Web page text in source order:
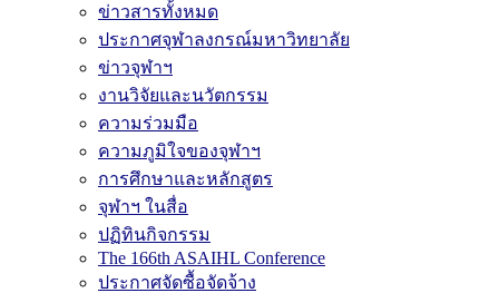
ข่าวสารทั้งหมด
ประกาศจุฬาลงกรณ์มหาวิทยาลัย
ข่าวจุฬาฯ
งานวิจัยและนวัตกรรม
ความร่วมมือ
ความภูมิใจของจุฬาฯ
การศึกษาและหลักสูตร
จุฬาฯ ในสื่อ
ปฏิทินกิจกรรม
The 166th ASAIHL Conference
ประกาศจัดซื้อจัดจ้าง